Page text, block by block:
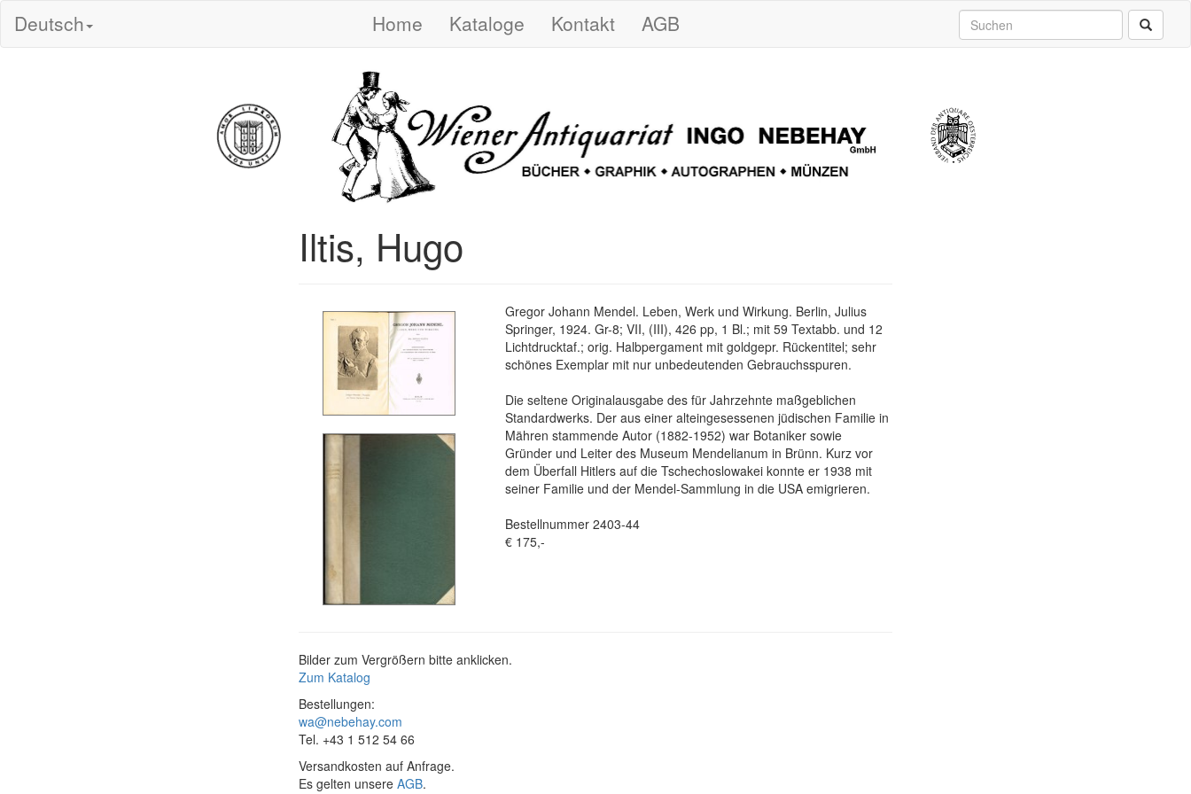
Deutsch Home Kataloge Kontakt AGB
Iltis, Hugo
Gregor Johann Mendel. Leben, Werk und Wirkung. Berlin, Julius
Springer, 1924. Gr-8; VII, (III), 426 pp, 1 Bl.; mit 59 Textabb. und 12
Lichtdrucktaf.; orig. Halbpergament mit goldgepr. Rückentitel; sehr
schönes Exemplar mit nur unbedeutenden Gebrauchsspuren.
Die seltene Originalausgabe des für Jahrzehnte maßgeblichen
Standardwerks. Der aus einer alteingesessenen jüdischen Familie in
Mähren stammende Autor (1882-1952) war Botaniker sowie
Gründer und Leiter des Museum Mendelianum in Brünn. Kurz vor
dem Überfall Hitlers auf die Tschechoslowakei konnte er 1938 mit
seiner Familie und der Mendel-Sammlung in die USA emigrieren.
Bestellnummer 2403-44
€ 175,-
Bilder zum Vergrößern bitte anklicken.
Zum Katalog
Bestellungen:
wa@nebehay.com
Tel. +43 1 512 54 66
Versandkosten auf Anfrage.
Es gelten unsere AGB.